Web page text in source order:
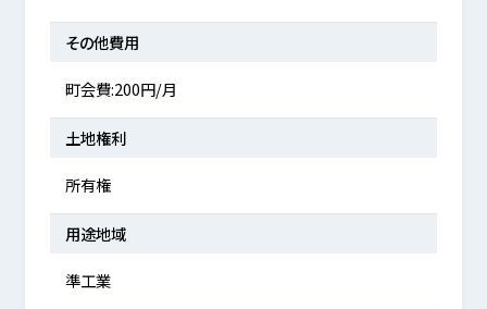
その他費用
町会費:200円/月
土地権利
所有権
用途地域
準工業